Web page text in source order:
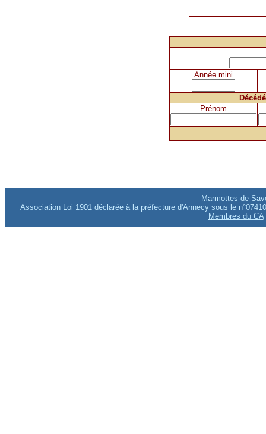
Année mini
Prénom
Marmottes de
Association Loi 1901 déclarée à la préfecture d'Annecy sous le
Membres du CA